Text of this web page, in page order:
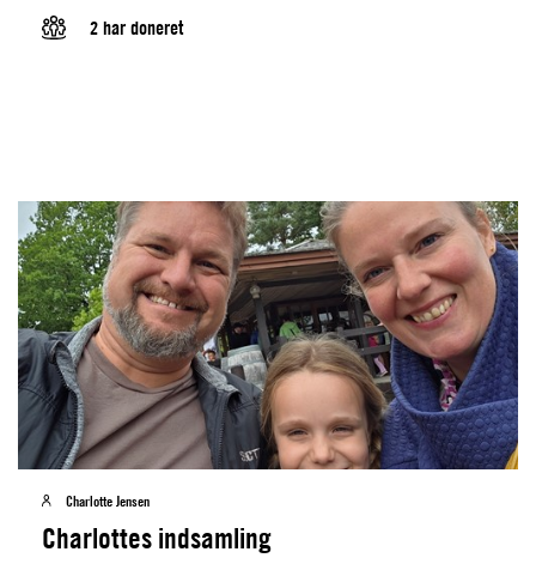
2 har doneret
Charlotte Jensen
Charlottes indsamling